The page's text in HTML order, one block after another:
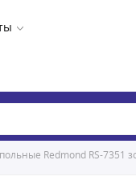
Redmond RS-7351